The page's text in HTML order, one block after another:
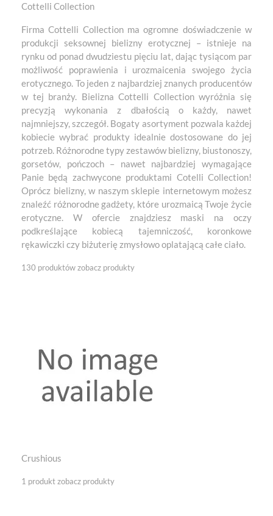
Cottelli Collection
Firma Cottelli Collection ma ogromne doświadczenie w
produkcji seksownej bielizny erotycznej – istnieje na
rynku od ponad dwudziestu pięciu lat, dając tysiącom par
możliwość poprawienia i urozmaicenia swojego życia
erotycznego. To jeden z najbardziej znanych producentów
w tej branży. Bielizna Cottelli Collection wyróżnia się
precyzją wykonania z dbałością o każdy, nawet
najmniejszy, szczegół. Bogaty asortyment pozwala każdej
kobiecie wybrać produkty idealnie dostosowane do jej
potrzeb. Różnorodne typy zestawów bielizny, biustonoszy,
gorsetów, pończoch – nawet najbardziej wymagające
Panie będą zachwycone produktami Cotelli Collection!
Oprócz bielizny, w naszym sklepie internetowym możesz
znaleźć różnorodne gadżety, które urozmaicą Twoje życie
erotyczne. W ofercie znajdziesz maski na oczy
podkreślające kobiecą tajemniczość, koronkowe
rękawiczki czy biżuterię zmysłowo oplatającą całe ciało.
130 produktówzobacz produkty
Crushious
1 produktzobacz produkty